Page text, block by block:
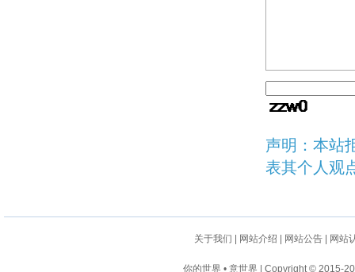
声明：本站
表其个人观
关于我们 网站介绍 网站公告 网站
你的世界 • 意世界 | Copyright © 2015-